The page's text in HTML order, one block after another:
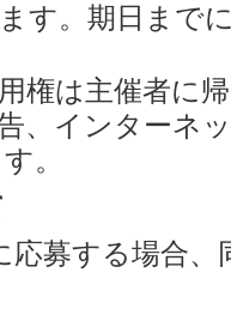
す。期日まで
権は主催者に
、インターネ
。
応募する場合